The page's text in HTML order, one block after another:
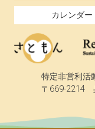
カレンダー
特定非営利活
〒669-2214